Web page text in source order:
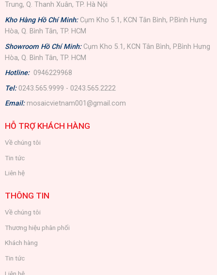
Trung, Q. Thanh Xuân, TP. Hà Nội
Kho Hàng Hồ Chí Minh: Cụm Kho 5.1, KCN Tân Bình, P.Bình Hưng
Hòa, Q. Bình Tân, TP. HCM
Showroom Hồ Chí Minh: Cụm Kho 5.1, KCN Tân Bình, P.Bình Hưng
Hòa, Q. Bình Tân, TP. HCM
Hotline: 0946229968
Tel: 0243.565.9999 - 0243.565.2222
Email: mosaicvietnam001@gmail.com
HỖ TRỢ KHÁCH HÀNG
Về chúng tôi
Tin tức
Liên hệ
THÔNG TIN
Về chúng tôi
Thương hiệu phân phối
Khách hàng
Tin tức
Liên hệ